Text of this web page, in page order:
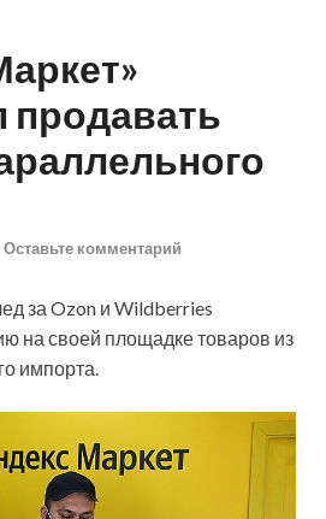
продавать
Оставьте комментарий
за Ozon и Wildberries
на своей площадке товаров из
импорта.